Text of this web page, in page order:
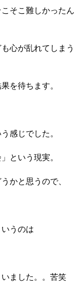
そこ難しかったん
心が乱れてしまう
を待ちます。
感じでした。
という現実。
かと思うので、
うのは
ました。。苦笑